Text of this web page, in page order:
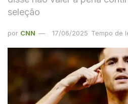
seleção
por CNN 17/06/2025 Tempo de